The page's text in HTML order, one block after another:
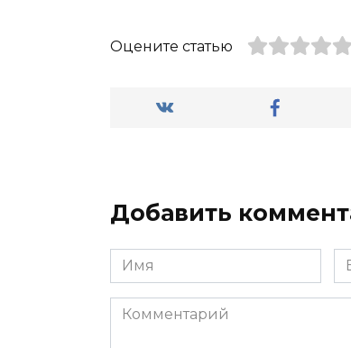
Оцените статью
Добавить
Имя
*
*
Комментарий